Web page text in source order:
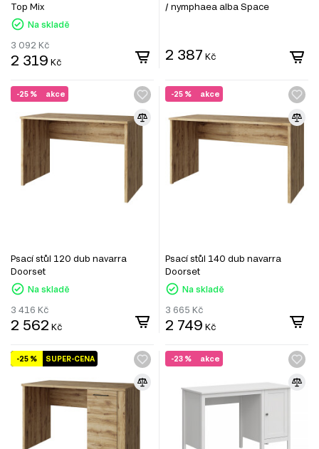
Top Mix
Na skladě
3 092 Kč
2 319 Kč
/ nymphaea alba Space
2 387 Kč
akce
-25 %
Psací stůl 120 dub navarra
Doorset
Na skladě
3 416 Kč
2 562 Kč
akce
-25 %
Psací stůl 140 dub navarra
Doorset
Na skladě
3 665 Kč
2 749 Kč
SUPER-CENA
-25 % akce
-23 %